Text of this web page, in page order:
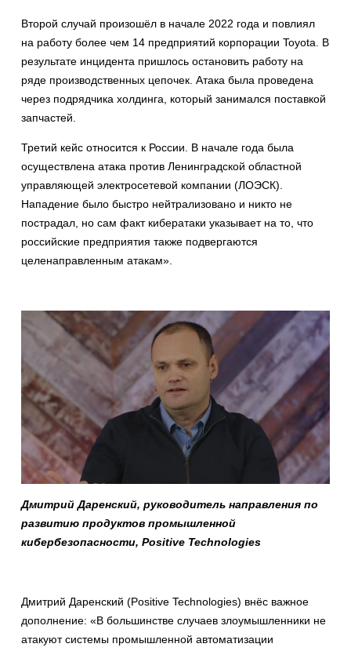
Второй случай произошёл в начале 2022 года и повлиял
на работу более чем 14 предприятий корпорации Toyota. В
результате инцидента пришлось остановить работу на
ряде производственных цепочек. Атака была проведена
через подрядчика холдинга, который занимался поставкой
запчастей.
Третий кейс относится к России. В начале года была
осуществлена атака против Ленинградской областной
управляющей электросетевой компании (ЛОЭСК).
Нападение было быстро нейтрализовано и никто не
пострадал, но сам факт кибератаки указывает на то, что
российские предприятия также подвергаются
целенаправленным атакам».
Дмитрий Даренский, руководитель направления по
развитию продуктов промышленной
кибербезопасности, Positive Technologies
Дмитрий Даренский (Positive Technologies) внёс важное
дополнение: «В большинстве случаев злоумышленники не
атакуют системы промышленной автоматизации